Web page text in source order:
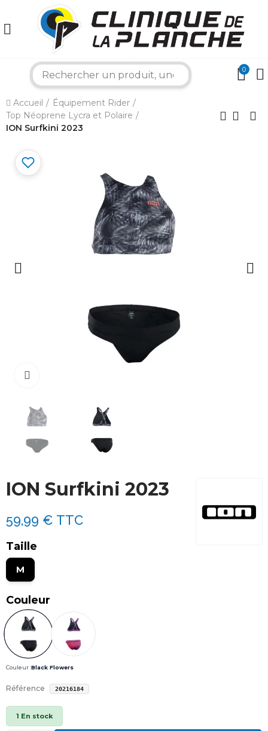
0
Accueil
Équipement Rider
Top Néoprene Lycra et Polaire
ION Surfkini 2023
ION Surfkini 2023
59,99 € TTC
Taille
M
Couleur
Couleur :Black Flowers
Référence 20216184
1 En stock
×
Bonjour ! Je suis votre expert nautique.
Comment puis-je vous aider aujourd'hui ?